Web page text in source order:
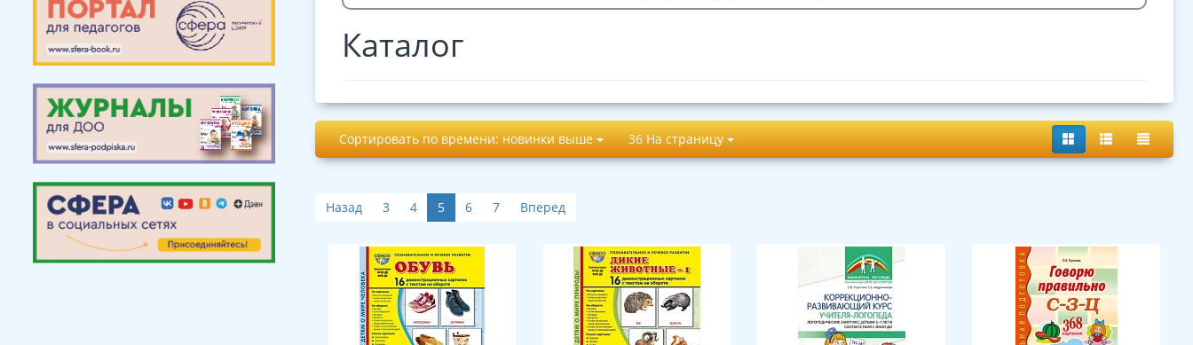
Каталог
Сортировать по времени: новинки выше 36 На страницу
Назад 3 4 5 6 7 Вперед